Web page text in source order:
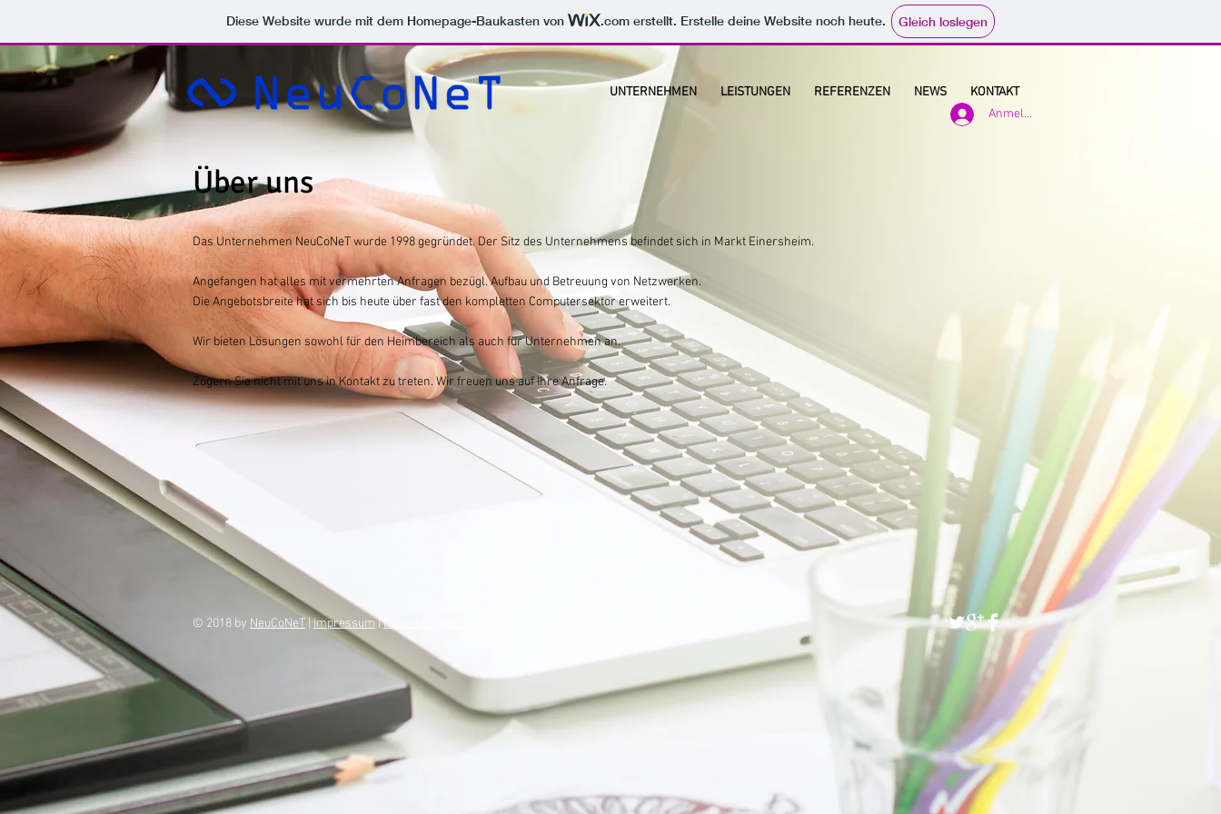
Diese Website wurde mit dem Homepage-Baukasten von .com erstellt. Erstelle deine Website noch heute. Gleich loslegen
UNTERNEHMEN LEISTUNGEN REFERENZEN NEWS
KONTAKT
Anmelden
Über uns
Das Unternehmen NeuCoNeT wurde 1998 gegründet. Der Sitz des Unternehmens befindet sich in Markt Einersheim.
Angefangen hat alles mit vermehrten Anfragen bezügl. Aufbau und Betreuung von Netzwerken.
Die Angebotsbreite hat sich bis heute über fast den kompletten Computersektor erweitert.
Wir bieten Lösungen sowohl für den Heimbereich als auch für Unternehmen an.
Zögern Sie nicht mit uns in Kontakt zu treten. Wir freuen uns auf Ihre Anfrage.
© 2018 by NeuCoNeT |Impressum|Datenschutzerklärung